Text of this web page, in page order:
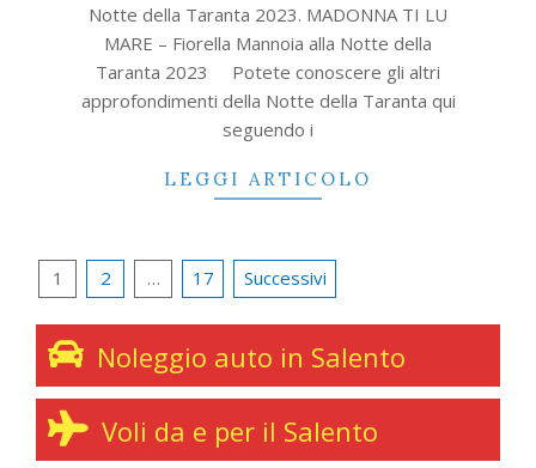
Notte della Taranta 2023. MADONNA TI LU
MARE – Fiorella Mannoia alla Notte della
Taranta 2023 Potete conoscere gli altri
approfondimenti della Notte della Taranta qui
seguendo i
LEGGI ARTICOLO
Navigazione
articoli
1 2 … 17 Successivi
Noleggio auto in Salento
Voli da e per il Salento